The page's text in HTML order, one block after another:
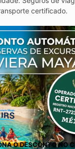
certificado.
O DESCONTO NO